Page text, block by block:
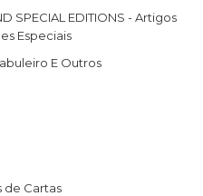
SPECIAL EDITIONS - Artigos
Especiais
E Outros
de Cartas